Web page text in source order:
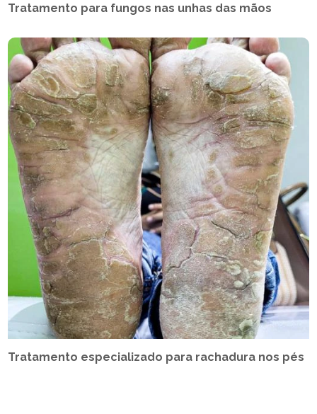
Tratamento para fungos nas unhas das mãos
Tratamento especializado para rachadura nos pés